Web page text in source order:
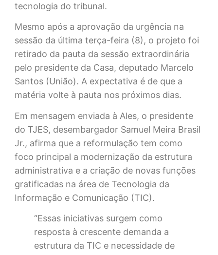
tecnologia do tribunal.
Mesmo após a aprovação da urgência na
sessão da última terça-feira (8), o projeto foi
retirado da pauta da sessão extraordinária
pelo presidente da Casa, deputado Marcelo
Santos (União). A expectativa é de que a
matéria volte à pauta nos próximos dias.
Em mensagem enviada à Ales, o presidente
do TJES, desembargador Samuel Meira Brasil
Jr., afirma que a reformulação tem como
foco principal a modernização da estrutura
administrativa e a criação de novas funções
gratificadas na área de Tecnologia da
Informação e Comunicação (TIC).
“Essas iniciativas surgem como
resposta à crescente demanda a
estrutura da TIC e necessidade de